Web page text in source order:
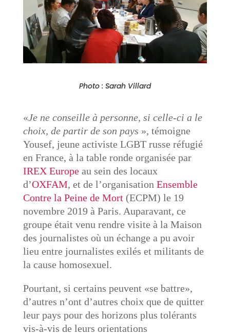
Photo : Sarah Villard
«Je ne conseille à personne, si celle-ci a le
choix, de partir de son pays », témoigne
Yousef, jeune activiste LGBT russe réfugié
en France, à la table ronde organisée par
IREX Europeau sein des locaux
d’OXFAM, et de l’organisation Ensemble
Contre la Peine de Mort(ECPM) le 19
novembre 2019 à Paris. Auparavant, ce
groupe était venu rendre visite à la Maison
des journalistes où un échange a pu avoir
lieu entre journalistes exilés et militants de
la cause homosexuel.
Pourtant, si certains peuvent «se battre»,
d’autres n’ont d’autres choix que de quitter
leur pays pour des horizons plus tolérants
vis-à-vis de leurs orientations